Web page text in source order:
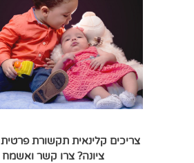
צריכים קלינאית תקשורת
ציונה? צרו קשר ואשמח